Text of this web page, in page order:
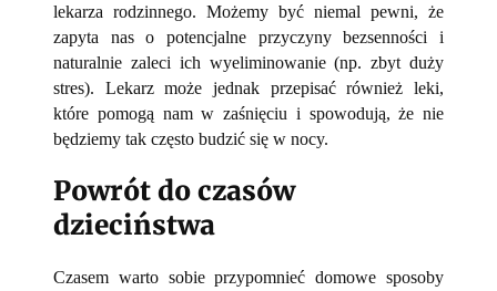
lekarza rodzinnego. Możemy być niemal pewni, że
zapyta nas o potencjalne przyczyny bezsenności i
naturalnie zaleci ich wyeliminowanie (np. zbyt duży
stres). Lekarz może jednak przepisać również leki,
które pomogą nam w zaśnięciu i spowodują, że nie
będziemy tak często budzić się w nocy.
Powrót do czasów
dzieciństwa
Czasem warto sobie przypomnieć domowe sposoby